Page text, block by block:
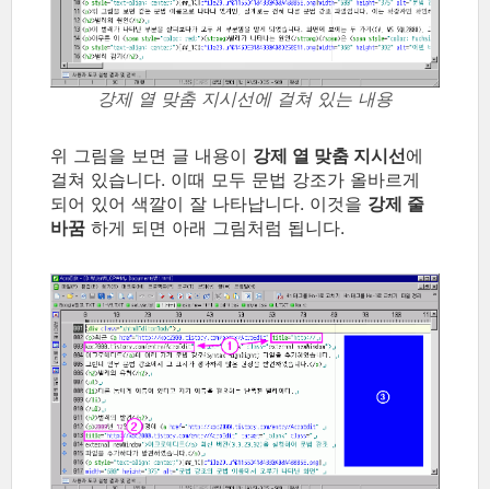
강제 열 맞춤 지시선에 걸쳐 있는 내용
위 그림을 보면 글 내용이 강제 열 맞춤 지시선에
걸쳐 있습니다. 이때 모두 문법 강조가 올바르게
되어 있어 색깔이 잘 나타납니다. 이것을 강제 줄
바꿈 하게 되면 아래 그림처럼 됩니다.